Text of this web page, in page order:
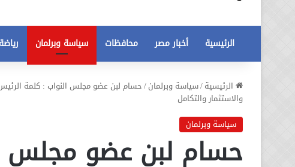
الرئيسية أخبار مصر محافظات سياسة وبرلمان رياضة
الرئيسية/سياسة وبرلمان/حسام لبن عضو مجلس النواب : كلمة
والاستثمار والتكامل
سياسة وبرلمان
حسام لبن عضو مجلس
عاجل
مخالفات
البناءعاجل تطورات جديدة في أزمة